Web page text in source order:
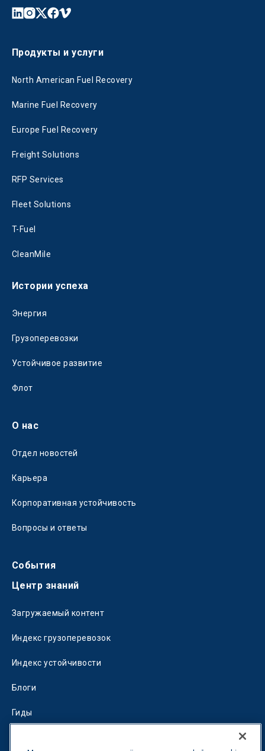
Продукты и услуги
North American Fuel Recovery
Marine Fuel Recovery
Europe Fuel Recovery
Freight Solutions
RFP Services
Fleet Solutions
T-Fuel
CleanMile
Истории успеха
Энергия
Грузоперевозки
Устойчивое развитие
Флот
О нас
Отдел новостей
Карьера
Корпоративная устойчивость
Вопросы и ответы
События
Центр знаний
Загружаемый контент
Индекс грузоперевозок
Индекс устойчивости
Блоги
Гиды